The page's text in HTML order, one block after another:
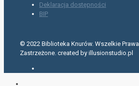
Deklaracja dostępności
BIP
© 2022 Biblioteka Knurów. Wszelkie Prawa
Zastrzeżone. created by illusionstudio.pl